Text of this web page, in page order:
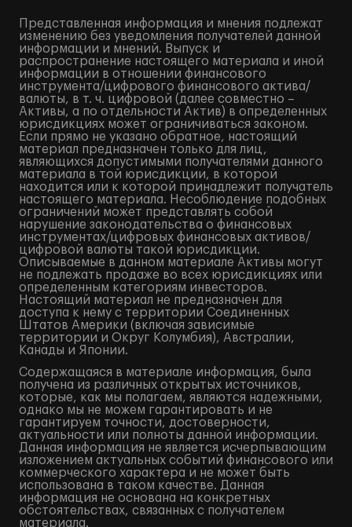
Представленная информация и мнения подлежат
изменению без уведомления получателей данной
информации и мнений. Выпуск и
распространение настоящего материала и иной
информации в отношении финансового
инструмента/цифрового финансового актива/
валюты, в т. ч. цифровой (далее совместно –
Активы, а по отдельности Актив) в определенных
юрисдикциях может ограничиваться законом.
Если прямо не указано обратное, настоящий
материал предназначен только для лиц,
являющихся допустимыми получателями данного
материала в той юрисдикции, в которой
находится или к которой принадлежит получатель
настоящего материала. Несоблюдение подобных
ограничений может представлять собой
нарушение законодательства о финансовых
инструментах/цифровых финансовых активов/
цифровой валюты такой юрисдикции.
Описываемые в данном материале Активы могут
не подлежать продаже во всех юрисдикциях или
определенным категориям инвесторов.
Настоящий материал не предназначен для
доступа к нему с территории Соединенных
Штатов Америки (включая зависимые
территории и Округ Колумбия), Австралии,
Канады и Японии.
Содержащаяся в материале информация, была
получена из различных открытых источников,
которые, как мы полагаем, являются надежными,
однако мы не можем гарантировать и не
гарантируем точности, достоверности,
актуальности или полноты данной информации.
Данная информация не является исчерпывающим
изложением актуальных событий финансового или
коммерческого характера и не может быть
использована в таком качестве. Данная
информация не основана на конкретных
обстоятельствах, связанных с получателем
материала.